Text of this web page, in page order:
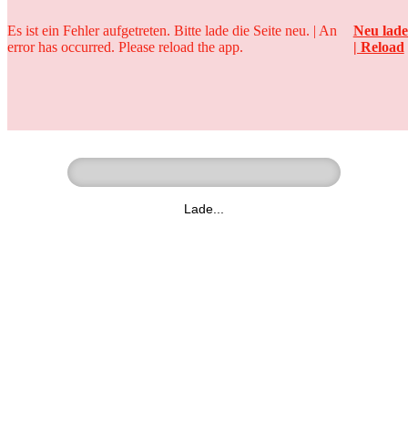
25 Jahre
Lade...
Es ist ein Fehler aufgetreten. Bitte lade die Seite neu. | An
error has occurred. Please reload the app.
Neu
| Reload